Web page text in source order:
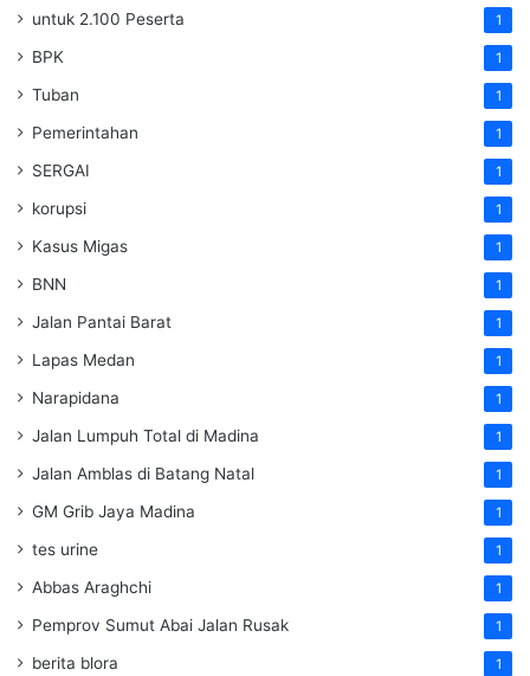
untuk 2.100 Peserta 1
BPK 1
Tuban 1
Pemerintahan 1
SERGAI 1
korupsi 1
Kasus Migas 1
BNN 1
Jalan Pantai Barat 1
Lapas Medan 1
Narapidana 1
Jalan Lumpuh Total di Madina 1
Jalan Amblas di Batang Natal 1
GM Grib Jaya Madina 1
tes urine 1
Abbas Araghchi 1
Pemprov Sumut Abai Jalan Rusak 1
berita blora 1